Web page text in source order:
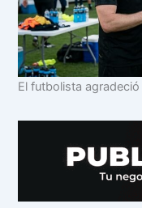
El futbolista